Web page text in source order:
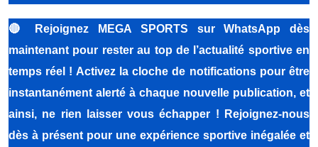
🔴
Rejoignez MEGA SPORTS sur WhatsApp dès
maintenant pour rester au top de l’actualité sportive en
temps réel ! Activez la cloche de notifications pour être
instantanément alerté à chaque nouvelle publication, et
ainsi, ne rien laisser vous échapper ! Rejoignez-nous
dès à présent pour une expérience sportive inégalée et